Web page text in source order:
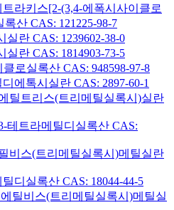
트라키스[2-(3,4-에폭시사이클로
산 CAS: 121225-98-7
란 CAS: 1239602-38-0
란 CAS: 1814903-73-5
로실록산 CAS: 948598-97-8
에톡시실란 CAS: 2897-60-1
틸트리스(트리메틸실록시)실란
테트라메틸디실록산 CAS:
비스(트리메틸실록시)메틸실란
디실록산 CAS: 18044-44-5
틸비스(트리메틸실록시)메틸실